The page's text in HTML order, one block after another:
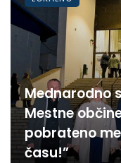
Mednarodno
Mestne
pobrateno
času!”